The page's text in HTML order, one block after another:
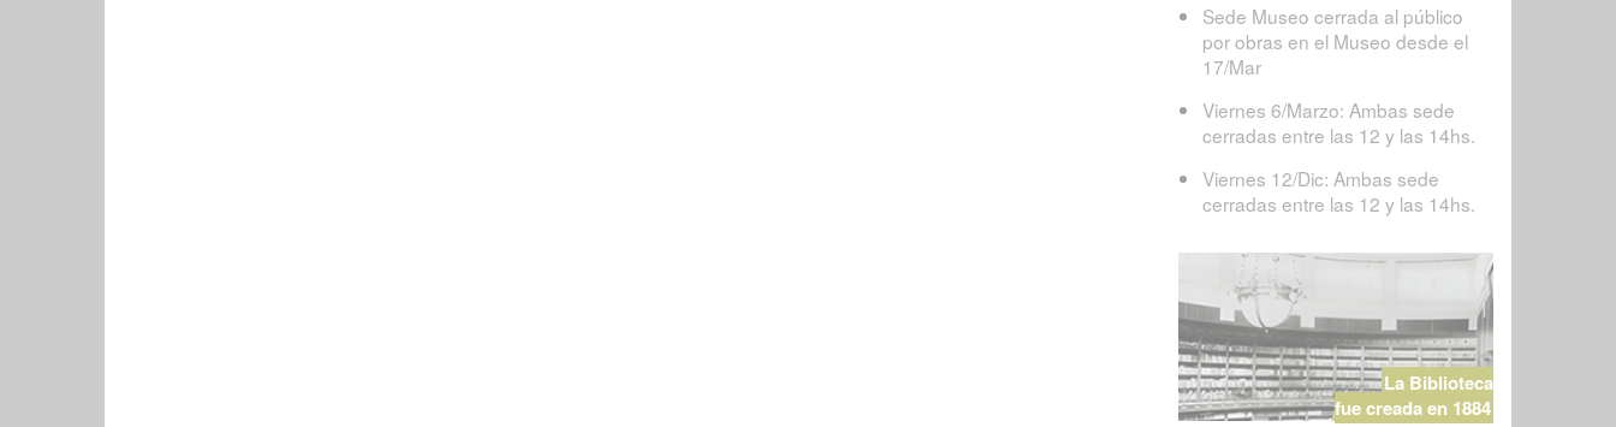
Sede Museo cerrada al público
por obras en el Museo desde el
17/Mar
Viernes 6/Marzo: Ambas sede
cerradas entre las 12 y las 14hs.
Viernes 12/Dic: Ambas sede
cerradas entre las 12 y las 14hs.
La Biblioteca
fue creada en 1884